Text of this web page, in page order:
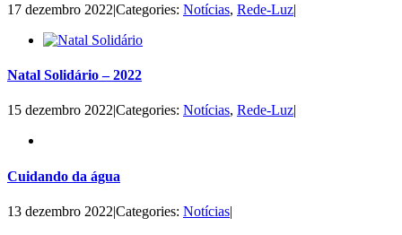
17 dezembro 2022|Categories: Notícias, Rede-Luz|
Natal Solidário – 2022
15 dezembro 2022|Categories: Notícias, Rede-Luz|
Cuidando da água
13 dezembro 2022|Categories: Notícias|